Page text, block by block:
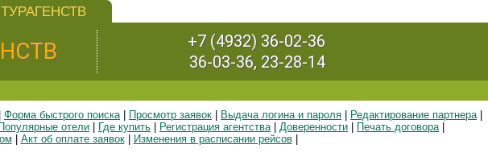
+7 (4932) 36-02-36
36-03-36, 23-28-14
Форма быстрого поиска| Просмотр заявок Выдача логина и пароля Редактирование партнера|
Популярные отели Где купить Регистрация агентства| Доверенности Печать договора|
Акт об оплате заявок| Изменения в расписании рейсов|